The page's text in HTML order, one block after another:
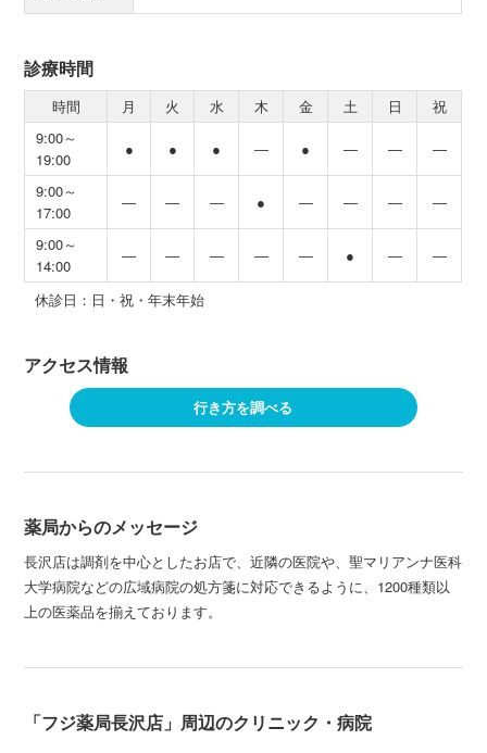
診療時間
時間 月 火 水 木 金 土 日
祝
9:00～
19:00
● ● ● ― ● ― ― ―
9:00～
17:00
― ― ― ● ― ― ― ―
9:00～
14:00
― ― ― ― ― ● ― ―
休診日：日・祝・年末年始
アクセス情報
行き方を調べる
薬局からのメッセージ
長沢店は調剤を中心としたお店で、近隣の医院や、聖マリアンナ医科
大学病院などの広域病院の処方箋に対応できるように、1200種類以
上の医薬品を揃えております。
「フジ薬局長沢店」周辺のクリニック・病院